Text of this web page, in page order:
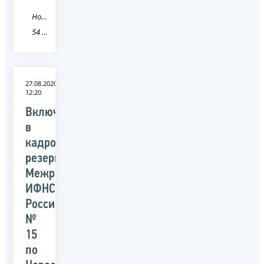
Новость
54 Новосибирская область
27.08.2020
12:20
Включены
в
кадровый
резерв
Межрайонной
ИФНС
России
№
15
по